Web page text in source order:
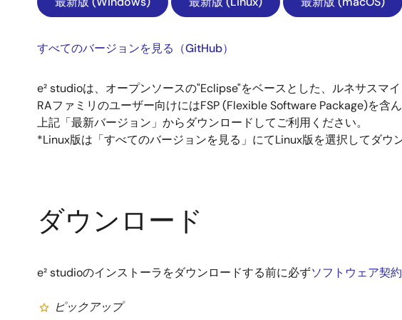
すべてのバージョンを見る（GitHub）
e² studioは、オープンソースの"Eclipse"をベースとした、ルネサスマイ
RAファミリのユーザー向けにはFSP (Flexible Software Package)を含
上記「最新バージョン」からダウンロードしてご利用ください。
*Linux版は「すべてのバージョンを見る」にてLinux版を選択してダウ
ダウンロード
e² studioのインストーラをダウンロードする前に必ずソフトウェア契約
ピックアップ